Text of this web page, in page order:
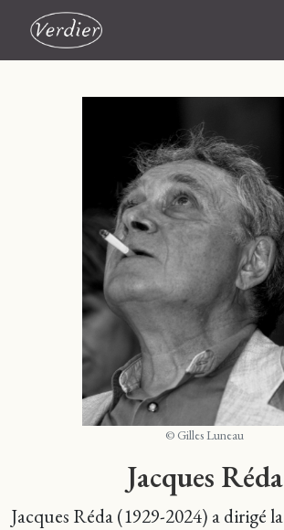
© Gilles Luneau
Jacques Réda
Jacques Réda (1929-2024) a dirigé la